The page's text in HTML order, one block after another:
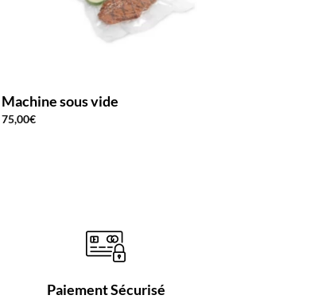
Machine sous vide
75,00€
Paiement Sécurisé